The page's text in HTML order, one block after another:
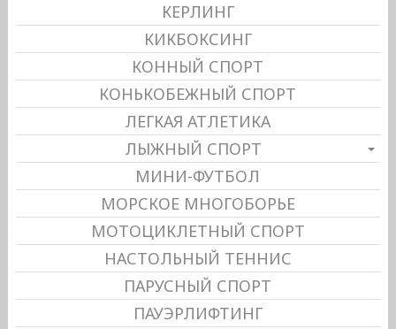
КЕРЛИНГ
КИКБОКСИНГ
КОННЫЙ СПОРТ
КОНЬКОБЕЖНЫЙ СПОРТ
ЛЕГКАЯ АТЛЕТИКА
ЛЫЖНЫЙ СПОРТ
МИНИ-ФУТБОЛ
МОРСКОЕ МНОГОБОРЬЕ
МОТОЦИКЛЕТНЫЙ СПОРТ
НАСТОЛЬНЫЙ ТЕННИС
ПАРУСНЫЙ СПОРТ
ПАУЭРЛИФТИНГ